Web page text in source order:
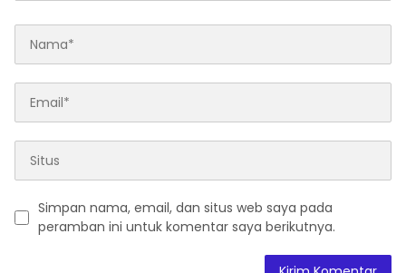
Simpan nama, email, dan situs web saya pada
peramban ini untuk komentar saya berikutnya.